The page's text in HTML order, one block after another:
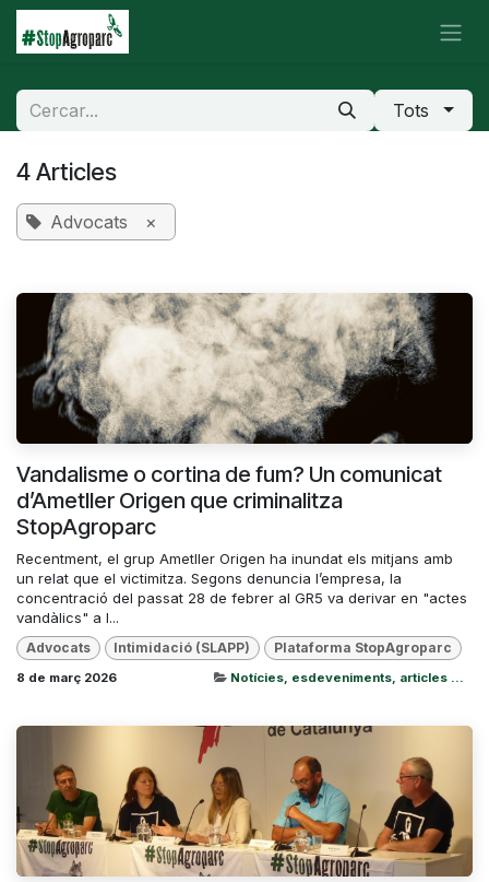
Skip to Content
Tots
4 Articles
Advocats ×
Vandalisme o cortina de fum? Un comunicat
d’Ametller Origen que criminalitza
StopAgroparc
Recentment, el grup Ametller Origen ha inundat els mitjans amb
un relat que el victimitza. Segons denuncia l’empresa, la
concentració del passat 28 de febrer al GR5 va derivar en "actes
vandàlics" a l...
Advocats Intimidació (SLAPP) Plataforma StopAgroparc
8 de març 2026 Notícies, esdeveniments, articles ...